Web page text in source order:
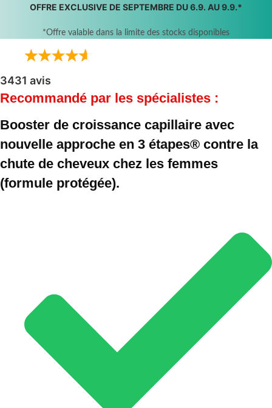
OFFRE EXCLUSIVE DE SEPTEMBRE DU 6.9. AU 9.9.*
*Offre valable dans la limite des stocks disponibles
3431 avis
Recommandé par les spécialistes :
Booster de croissance capillaire avec
nouvelle approche en 3 étapes® contre la
chute de cheveux chez les femmes
(formule protégée).